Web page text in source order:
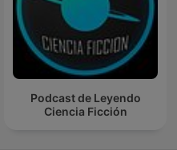
Podcast de Leyendo
Ciencia Ficción